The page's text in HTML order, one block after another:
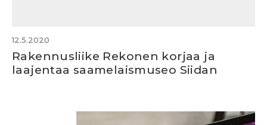
12.5.2020
Rakennusliike Rekonen korjaa ja
laajentaa saamelaismuseo Siidan